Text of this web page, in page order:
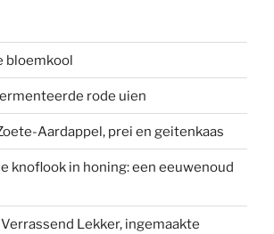
bloemkool
rode uien
Aardappel, prei en geitenkaas
knoflook in honing: een eeuwenoud
Lekker, ingemaakte